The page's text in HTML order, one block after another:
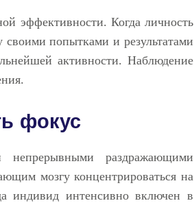
эффективности. Когда личность
своими попытками и результатами
активности. Наблюдение
фокус
непрерывными раздражающими
мозгу концентрироваться на
индивид интенсивно включен в